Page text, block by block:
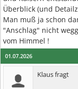
Überblick (und
Man muß ja schon
"Anschlag" nicht
vom Himmel !
01.07.2026
Klaus fragt